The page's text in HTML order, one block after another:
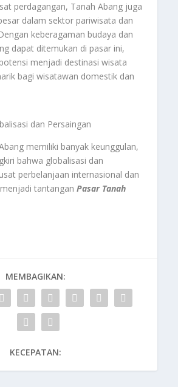
perdagangan, Tanah Abang juga
dalam sektor pariwisata dan
keberagaman budaya dan
dapat ditemukan di pasar ini,
menjadi destinasi wisata
bagi wisatawan domestik dan
dan Persaingan
memiliki banyak keunggulan,
bahwa globalisasi dan
perbelanjaan internasional dan
tantanganPasar Tanah
MEMBAGIKAN:
KECEPATAN: